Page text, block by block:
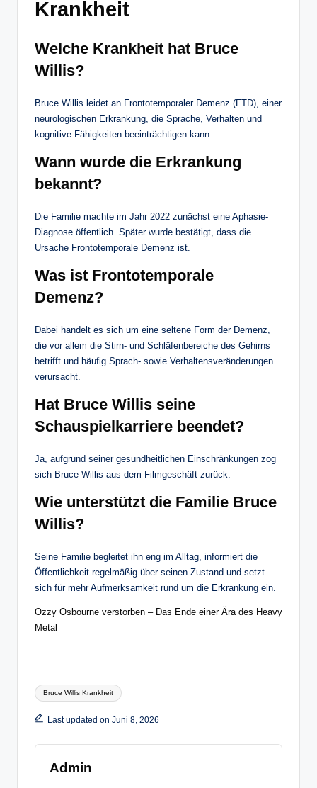
Krankheit
Welche Krankheit hat Bruce
Willis?
Bruce Willis leidet an Frontotemporaler Demenz (FTD), einer
neurologischen Erkrankung, die Sprache, Verhalten und
kognitive Fähigkeiten beeinträchtigen kann.
Wann wurde die Erkrankung
bekannt?
Die Familie machte im Jahr 2022 zunächst eine Aphasie-
Diagnose öffentlich. Später wurde bestätigt, dass die
Ursache Frontotemporale Demenz ist.
Was ist Frontotemporale
Demenz?
Dabei handelt es sich um eine seltene Form der Demenz,
die vor allem die Stirn- und Schläfenbereiche des Gehirns
betrifft und häufig Sprach- sowie Verhaltensveränderungen
verursacht.
Hat Bruce Willis seine
Schauspielkarriere beendet?
Ja, aufgrund seiner gesundheitlichen Einschränkungen zog
sich Bruce Willis aus dem Filmgeschäft zurück.
Wie unterstützt die Familie Bruce
Willis?
Seine Familie begleitet ihn eng im Alltag, informiert die
Öffentlichkeit regelmäßig über seinen Zustand und setzt
sich für mehr Aufmerksamkeit rund um die Erkrankung ein.
Ozzy Osbourne verstorben – Das Ende einer Ära des Heavy
Metal
Tags:
Bruce Willis Krankheit
Last updated on Juni 8, 2026
Admin